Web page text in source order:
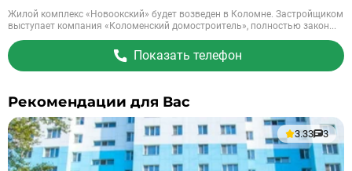
Жилой комплекс «Новоокский» будет возведен в Коломне. Застройщиком
выступает компания «Коломенский домостроитель», полностью закон...
Показать телефон
Рекомендации для Вас
3.33 3